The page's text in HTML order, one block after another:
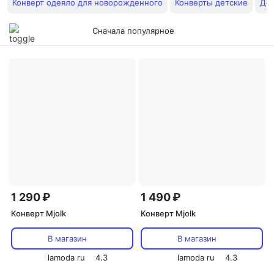
Конверт одеяло для новорожденного Конверты детские
Сначала популярное
1 290 ₽
Конверт Mjolk
В магазин
lamoda ru
4.3
1 490 ₽
Конверт Mjolk
В магазин
lamoda ru
4.3